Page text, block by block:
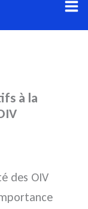
à la
des OIV